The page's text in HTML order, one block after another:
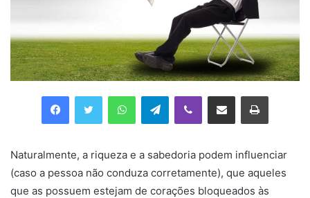
Telegram
Naturalmente, a riqueza e a sabedoria podem influenciar
(caso a pessoa não conduza corretamente), que aqueles
que as possuem estejam de corações bloqueados às